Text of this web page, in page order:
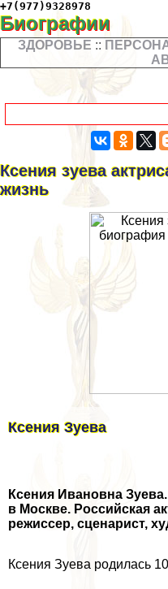
+7(977)9328978
Биографии
ЗДОРОВЬЕ ::
Ксения зуева
жизнь
Ксения Зуева
Ксения Ивановна
в Москве. Российская
режиссер, сценарист,
Ксения Зуева родилась